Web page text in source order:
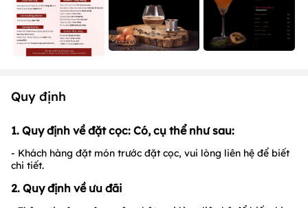
Quy định
1. Quy định về đặt cọc: Có, cụ thể như sau:
- Khách hàng đặt món trước đặt cọc, vui lòng liên hệ để biết
chi tiết.
2. Quy định về ưu đãi